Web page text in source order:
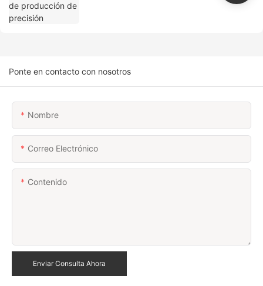
Ponte en contacto con nosotros
Nombre
Correo Electrónico
Contenido
Enviar Consulta Ahora